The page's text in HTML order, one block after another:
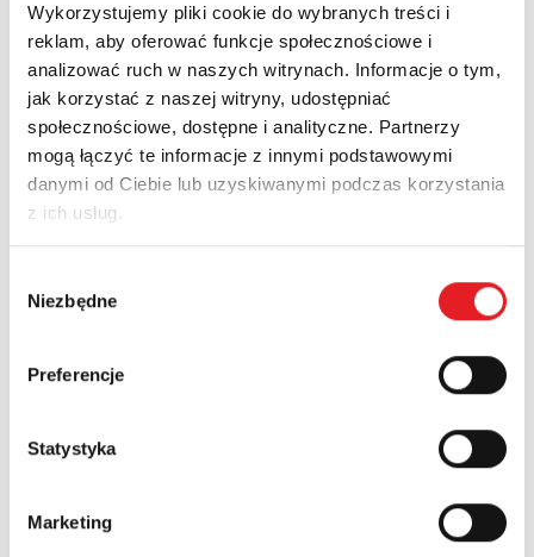
Wykorzystujemy pliki cookie do wybranych treści i
reklam, aby oferować funkcje społecznościowe i
analizować ruch w naszych witrynach. Informacje o tym,
jak korzystać z naszej witryny, udostępniać
społecznościowe, dostępne i analityczne. Partnerzy
mogą łączyć te informacje z innymi podstawowymi
danymi od Ciebie lub uzyskiwanymi podczas korzystania
z ich usług.
zgody
Niezbędne
Preferencje
Statystyka
Marketing
Company:
Phone:
Contents: *
I consent to the processing of my personal data by Relpol